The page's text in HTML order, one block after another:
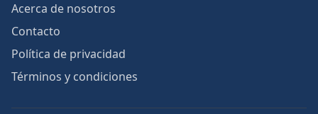
Acerca de nosotros
Contacto
Política de privacidad
Términos y condiciones